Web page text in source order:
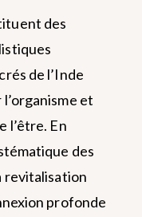
des
de l’Inde
et
l’être. En
des
revitalisation
profonde